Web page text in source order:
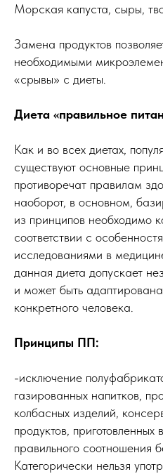
Морская капуста, сыры,
Замена продуктов
необходимыми
«срывы» с диеты.
Диета «правильное
Как и во всех диетах,
существуют основные
противоречат правилам
наоборот, в основном,
из принципов необходимо
соответствии с
исследованиями в
данная диета допускает
и может быть
конкретного человека.
Принципы ПП:
-исключение
газированных напитков,
колбасных изделий,
продуктов,
правильного соотношения
Категорически нельзя